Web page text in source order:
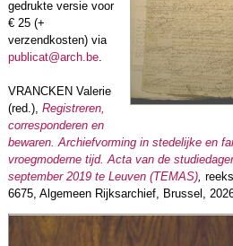
gedrukte versie voor
€ 25 (+
verzendkosten) via
publicat@arch.be.
VRANCKEN Valerie
(red.), Registreren,
corresponderen en
bewaren. Archiefvorming in stedelijke en
vroegmoderne tijd. Acta van de
september 2019 te Leuven (TEMAS),
6675, Algemeen Rijksarchief, Brussel,